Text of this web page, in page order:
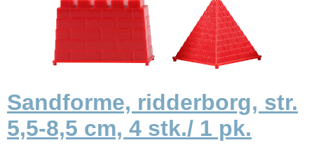
Sandforme, ridderborg, str.
5,5-8,5 cm, 4 stk./ 1 pk.